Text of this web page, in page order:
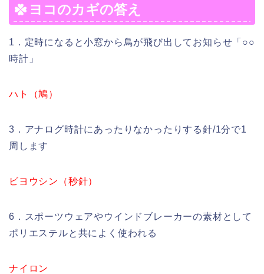
ヨコのカギの答え
1．定時になると小窓から鳥が飛び出してお知らせ「○○
時計」
ハト（鳩）
3．アナログ時計にあったりなかったりする針/1分で1
周します
ビヨウシン（秒針）
6．スポーツウェアやウインドブレーカーの素材として
ポリエステルと共によく使われる
ナイロン